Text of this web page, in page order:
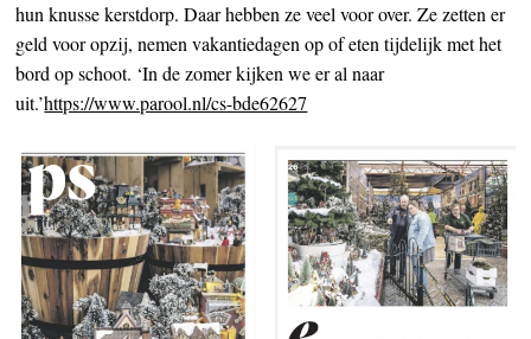
hun knusse kerstdorp. Daar hebben ze veel voor over. Ze zetten er
geld voor opzij, nemen vakantiedagen op of eten tijdelijk met het
bord op schoot. ‘In de zomer kijken we er al naar
uit.’https://www.parool.nl/cs-bde62627